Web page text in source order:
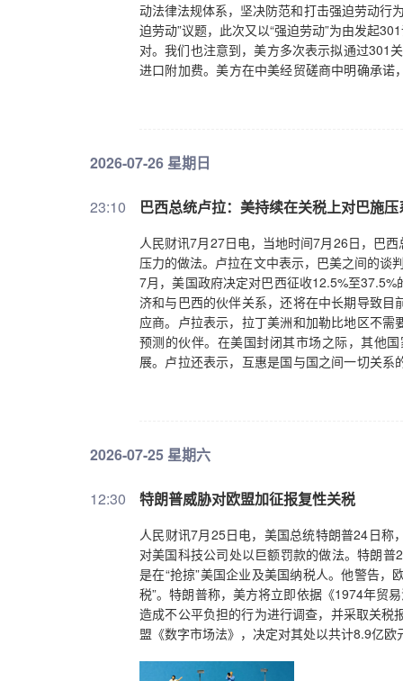
动法律法规体系，坚决防范和打击强迫劳动行
迫劳动”议题，此次又以“强迫劳动”为由发起
对。我们也注意到，美方多次表示拟通过301
进口附加费。美方在中美经贸磋商中明确承
2026-07-26 星期日
23:10 巴西总统卢拉：美持续在关税上对巴施
人民财讯7月27日电，当地时间7月26日，巴
压力的做法。卢拉在文中表示，巴美之间的谈
7月，美国政府决定对巴西征收12.5%至
济和与巴西的伙伴关系，还将在中长期导致
应商。卢拉表示，拉丁美洲和加勒比地区不
预测的伙伴。在美国封闭其市场之际，其他
展。卢拉还表示，互惠是国与国之间一切关
2026-07-25 星期六
12:30 特朗普威胁对欧盟加征报复性关税
人民财讯7月25日电，美国总统特朗普24日称
对美国科技公司处以巨额罚款的做法。特朗
是在“抢掠”美国企业及美国纳税人。他警告，
税”。特朗普称，美方将立即依据《1974年贸
造成不公平负担的行为进行调查，并采取关
盟《数字市场法》，决定对其处以共计8.9亿欧